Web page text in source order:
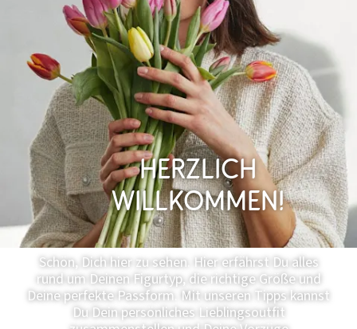
Herzlich
Willkommen!
Schön, Dich hier zu sehen. Hier erfährst Du alles
rund um Deinen Figurtyp, die richtige Größe und
Deine perfekte Passform. Mit unseren Tipps kannst
Du Dein persönliches Lieblingsoutfit